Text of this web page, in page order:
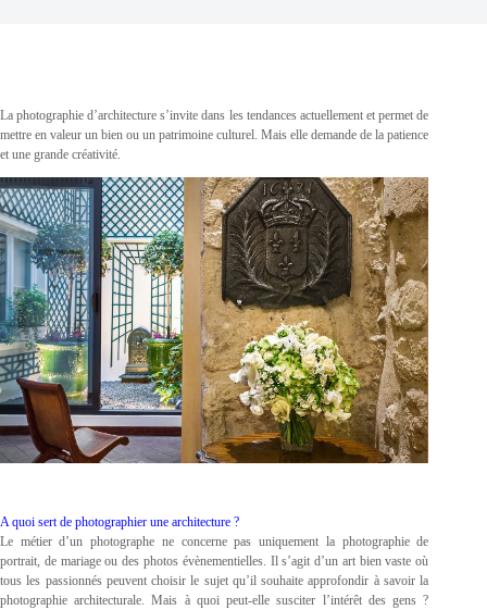
La photographie d’architecture s’invite dans les tendances actuellement et permet de
mettre en valeur un bien ou un patrimoine culturel. Mais elle demande de la patience
et une grande créativité.
A quoi sert de photographier une architecture ?
Le métier d’un photographe ne concerne pas uniquement la photographie de
portrait, de mariage ou des photos évènementielles. Il s’agit d’un art bien vaste où
tous les passionnés peuvent choisir le sujet qu’il souhaite approfondir à savoir la
photographie architecturale. Mais à quoi peut-elle susciter l’intérêt des gens ?